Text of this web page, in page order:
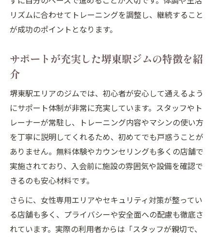
リズムに合わせてトレーニングを調整し、継続すること
が成功のポイントとなります。
サポートが充実した堺東駅ジムの特徴を紹
介
堺東駅エリアのジムでは、初心者が安心して通えるよう
にサポート体制が非常に充実しています。スタッフやト
レーナーが常駐し、トレーニング内容やマシンの使い方
を丁寧に説明してくれるため、初めてでも戸惑うことが
ありません。無料体験やカウンセリングも多くの店舗で
実施されており、入会前に施設の雰囲気や設備を確認で
きるのも安心材料です。
さらに、女性専用エリアやセキュリティ対策が整ってい
る店舗も多く、プライバシーや安全面への配慮も徹底さ
れています。実際の利用者からは「スタッフが親切で、